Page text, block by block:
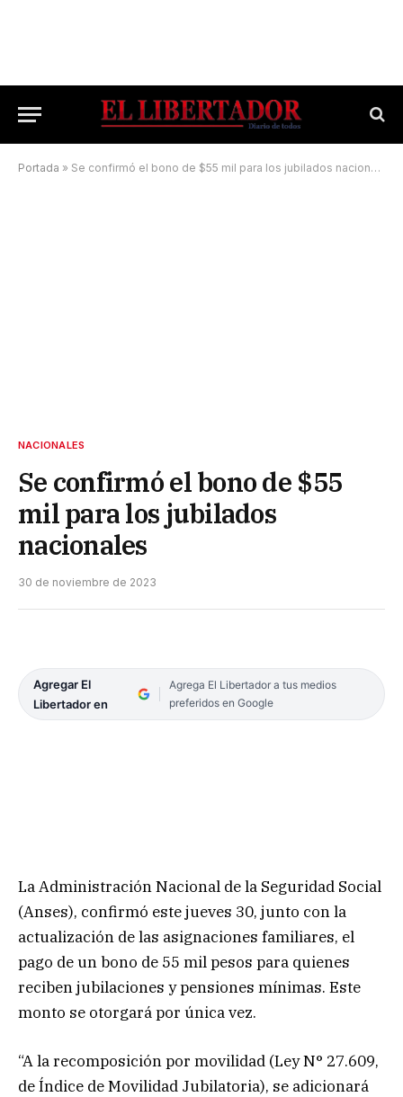
Portada » Se confirmó el bono de $55 mil para los jubilados nacionales
NACIONALES
Se confirmó el bono de $55
mil para los jubilados
nacionales
30 de noviembre de 2023
Agregar El
Libertador en
Agrega El Libertador a tus medios
preferidos en Google
La Administración Nacional de la Seguridad Social
(Anses), confirmó este jueves 30, junto con la
actualización de las asignaciones familiares, el
pago de un bono de 55 mil pesos para quienes
reciben jubilaciones y pensiones mínimas. Este
monto se otorgará por única vez.
“A la recomposición por movilidad (Ley N° 27.609,
de Índice de Movilidad Jubilatoria), se adicionará